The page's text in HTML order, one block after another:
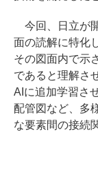
今回、日立が
面の読解に特化
その図面内で示
であると理解さ
AIに追加学習さ
配管図など、多
な要素間の接続